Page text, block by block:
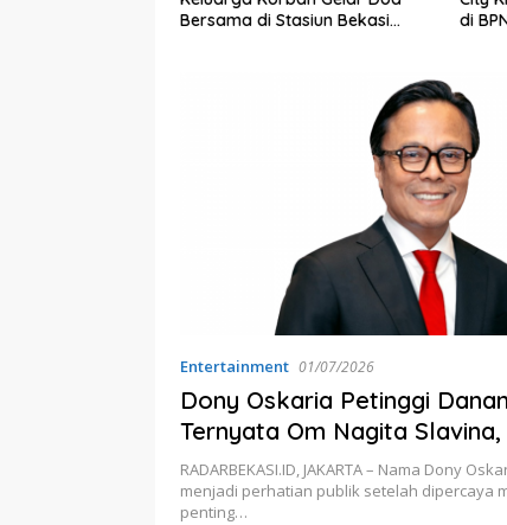
Bersama di Stasiun Bekasi
di
Entertainment 01/07/2026
Dony Oskaria Petinggi
Ternyata Om Nagita Slavina,
Rekam Jejaknya!
RADARBEKASI.ID, JAKARTA – Nama Dony
menjadi perhatian publik setelah dipercaya
penting…